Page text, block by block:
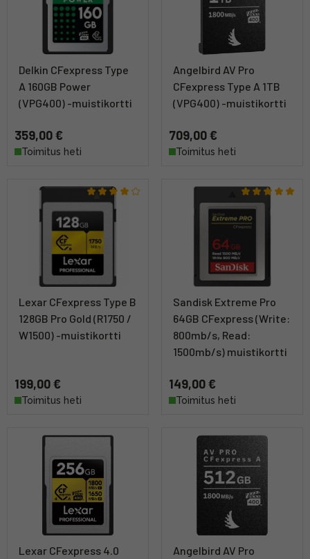
Delkin CFexpress Type
A 160GB Power
(VPG400) -muistikortti
359,00 €
Toimitus heti
Angelbird AV Pro
CFexpress Type A 1TB
(VPG400) -muistikortti
709,00 €
Toimitus heti
Lexar CFexpress Type B
128GB Pro Gold (R1750 /
W1500) -muistikortti
199,00 €
Toimitus heti
Sandisk Extreme Pro
64GB CFexpress (Write:
800mb/s, Read:
1500mb/s) muistikortti
149,00 €
Toimitus heti
Lexar CFexpress 4.0
Angelbird AV Pro